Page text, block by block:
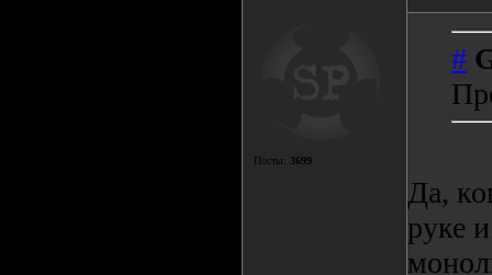
Посты: 3699
#
Да,
руке